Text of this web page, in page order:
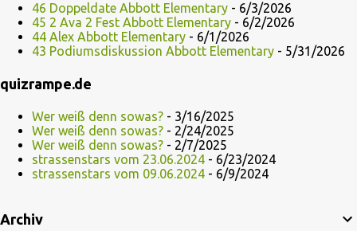
46 Doppeldate Abbott Elementary - 6/3/2026
45 2 Ava 2 Fest Abbott Elementary - 6/2/2026
44 Alex Abbott Elementary - 6/1/2026
43 Podiumsdiskussion Abbott Elementary - 5/31/2026
quizrampe.de
Wer weiß denn sowas? - 3/16/2025
Wer weiß denn sowas? - 2/24/2025
Wer weiß denn sowas? - 2/7/2025
strassenstars vom 23.06.2024 - 6/23/2024
strassenstars vom 09.06.2024 - 6/9/2024
Archiv